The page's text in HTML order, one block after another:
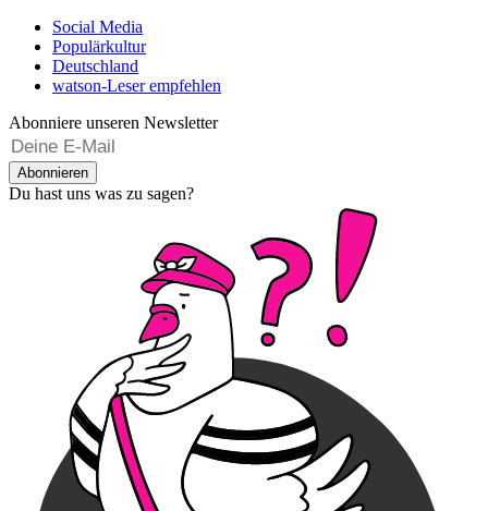
Social Media
Populärkultur
Deutschland
watson-Leser empfehlen
Abonniere unseren Newsletter
Abonnieren
Du hast uns was zu sagen?